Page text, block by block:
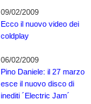
09/02/2009
Ecco il nuovo video dei
coldplay
06/02/2009
Pino Daniele: il 27 marzo
esce il nuovo disco di
inediti ´Electric Jam´